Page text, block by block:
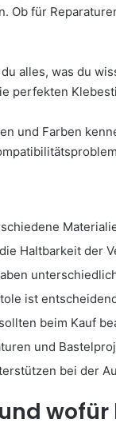
Ob für
alles, was du
perfekten
und Farben
Haltbarkeit der
ist
beim Kauf
und
bei der